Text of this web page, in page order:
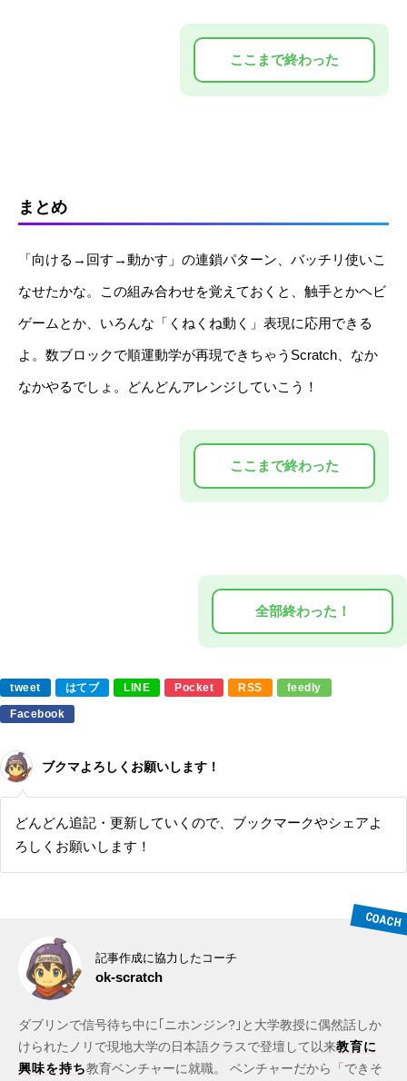
まとめ
「向ける→回す→動かす」の連鎖パターン、バッチリ使いこ
なせたかな。この組み合わせを覚えておくと、触手とかヘビ
ゲームとか、いろんな「くねくね動く」表現に応用できる
よ。数ブロックで順運動学が再現できちゃうScratch、なか
なかやるでしょ。どんどんアレンジしていこう！
tweet はてブ LINE Pocket RSS feedly
Facebook
ブクマよろしくお願いします！
どんどん追記・更新していくので、ブックマークやシェアよ
ろしくお願いします！
記事作成に協力したコーチ
ok-scratch
ダブリンで信号待ち中に｢ニホンジン?｣と大学教授に偶然話しか
けられたノリで現地大学の日本語クラスで登壇して以来教育に
興味を持ち教育ベンチャーに就職。 ベンチャーだから「できそ